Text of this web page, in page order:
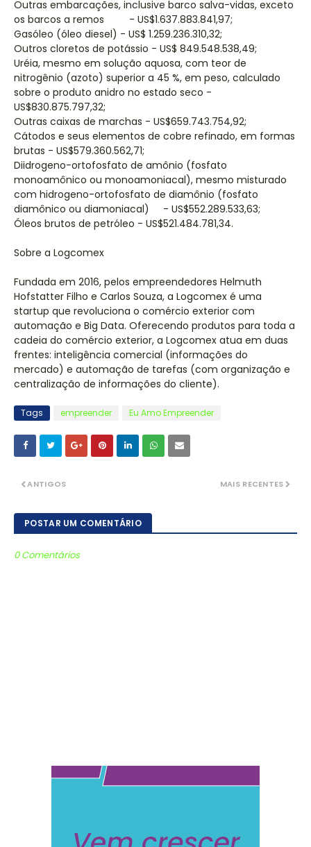
Outras embarcações, inclusive barco salva-vidas, exceto
os barcos a remos - US$1.637.883.841,97;
Gasóleo (óleo diesel) - US$ 1.259.236.310,32;
Outros cloretos de potássio - US$ 849.548.538,49;
Uréia, mesmo em solução aquosa, com teor de
nitrogênio (azoto) superior a 45 %, em peso, calculado
sobre o produto anidro no estado seco -
US$830.875.797,32;
Outras caixas de marchas - US$659.743.754,92;
Cátodos e seus elementos de cobre refinado, em formas
brutas - US$579.360.562,71;
Diidrogeno-ortofosfato de amônio (fosfato
monoamônico ou monoamoniacal), mesmo misturado
com hidrogeno-ortofosfato de diamônio (fosfato
diamônico ou diamoniacal) - US$552.289.533,63;
Óleos brutos de petróleo - US$521.484.781,34.
Sobre a Logcomex
Fundada em 2016, pelos empreendedores Helmuth
Hofstatter Filho e Carlos Souza, a Logcomex é uma
startup que revoluciona o comércio exterior com
automação e Big Data. Oferecendo produtos para toda a
cadeia do comércio exterior, a Logcomex atua em duas
frentes: inteligência comercial (informações do
mercado) e automação de tarefas (com organização e
centralização de informações do cliente).
Tags empreender Eu Amo Empreender
MAIS RECENTES
ANTIGOS
POSTAR UM COMENTÁRIO
0 Comentários